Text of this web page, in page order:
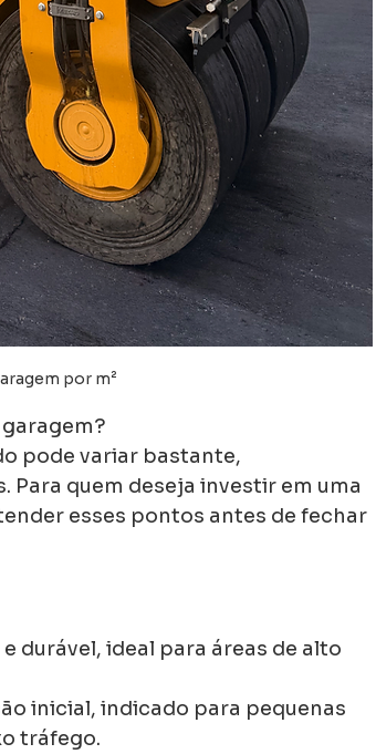
por m²
pode variar bastante,
quem deseja investir em uma
esses pontos antes de fechar
durável, ideal para áreas de alto
inicial, indicado para pequenas
tráfego.